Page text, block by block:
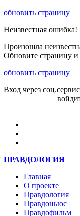
обновить страницу
Неизвестная ошибка!
Произошла
Обновите страницу и
обновить страницу
Вход через
ПРАВДОЛОГИЯ
Главная
О проекте
Правдология
Правдоньюс
Правдофильм